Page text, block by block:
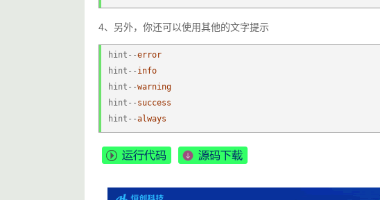
4、另外，你还可以使用其他的文字提示
hint--error
hint-- info
hint--warning
hint-- success
hint--always